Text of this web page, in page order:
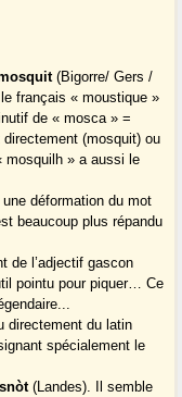
(Bigorre/ Gers /
français « moustique »
de « mosca » =
(mosquit) ou
mosquilh » a aussi le
déformation du mot
beaucoup plus répandu
de l’adjectif gascon
pointu pour piquer… Ce
directement du latin
spécialement le
(Landes). Il semble